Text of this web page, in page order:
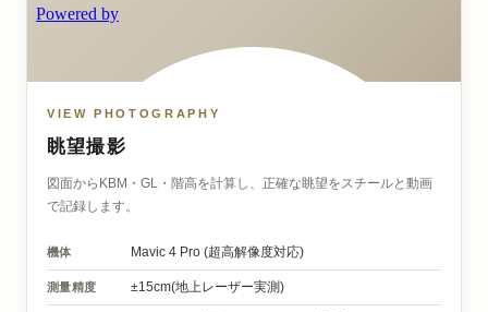
VIEW PHOTOGRAPHY
眺望撮影
図面からKBM・GL・階高を計算し、正確な眺望をスチールと動画
で記録します。
機体 Mavic 4 Pro (超高解像度対応)
測量精度 ±15cm(地上レーザー実測)